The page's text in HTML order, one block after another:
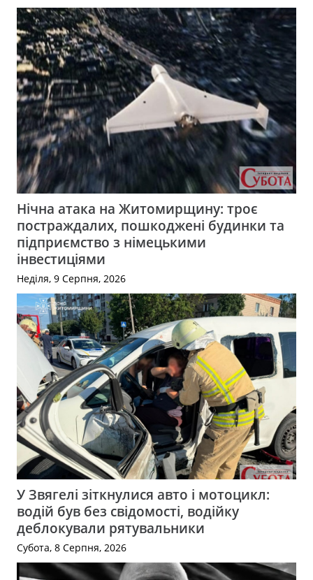
Нічна атака на Житомирщину: троє
постраждалих, пошкоджені будинки та
підприємство з німецькими
інвестиціями
Неділя, 9 Серпня, 2026
У Звягелі зіткнулися авто і мотоцикл:
водій був без свідомості, водійку
деблокували рятувальники
Субота, 8 Серпня, 2026